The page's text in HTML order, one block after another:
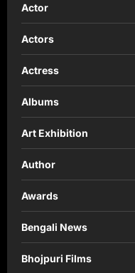
Actor
Actors
Actress
Albums
Art Exhibition
Author
Awards
Bengali News
Bhojpuri Films